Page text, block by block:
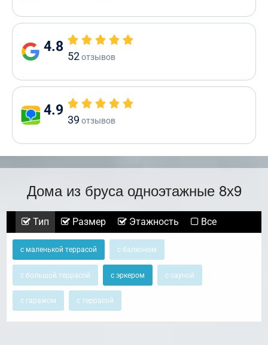
4.8
52отзывов
4.9
39 отзывов
Дома из бруса одноэтажные 8х9
Тип Размер Этажность Все
с маленькой террасой с балконом
с большой террасой с эркером с сауной
с гаражом с террасой